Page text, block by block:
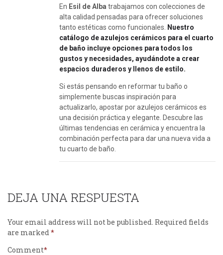
En Esil de Alba trabajamos con colecciones de
alta calidad pensadas para ofrecer soluciones
tanto estéticas como funcionales.
Nuestro
catálogo de azulejos cerámicos para el cuarto
de baño incluye opciones para todos los
gustos y necesidades, ayudándote a crear
espacios duraderos y llenos de estilo.
Si estás pensando en reformar tu baño o
simplemente buscas inspiración para
actualizarlo, apostar por azulejos cerámicos es
una decisión práctica y elegante. Descubre las
últimas tendencias en cerámica y encuentra la
combinación perfecta para dar una nueva vida a
tu cuarto de baño.
DEJA UNA RESPUESTA
Your email address will not be published. Required fields
are marked
Comment